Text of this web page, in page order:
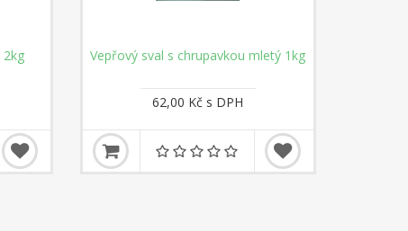
Vepřový sval s chrupavkou mletý 1kg
62,00 Kč s DPH